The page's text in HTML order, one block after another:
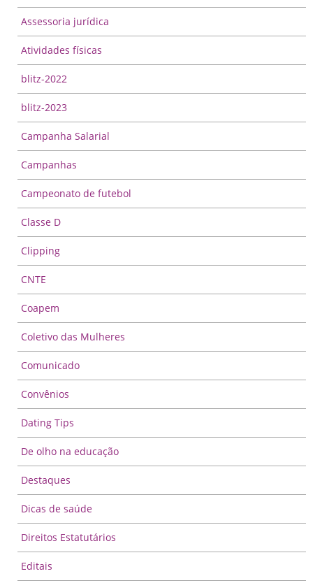
Assessoria jurídica
Atividades físicas
blitz-2022
blitz-2023
Campanha Salarial
Campanhas
Campeonato de futebol
Classe D
Clipping
CNTE
Coapem
Coletivo das Mulheres
Comunicado
Convênios
Dating Tips
De olho na educação
Destaques
Dicas de saúde
Direitos Estatutários
Editais